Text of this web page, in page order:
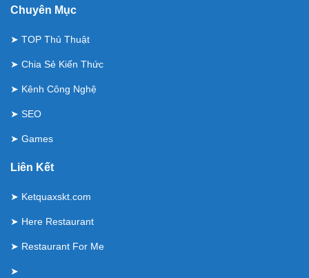
Chuyên Mục
➤ TOP Thủ Thuật
➤ Chia Sẻ Kiến Thức
➤ Kênh Công Nghệ
➤ SEO
➤ Games
Liên Kết
➤ Ketquaxskt.com
➤ Here Restaurant
➤ Restaurant For Me
➤